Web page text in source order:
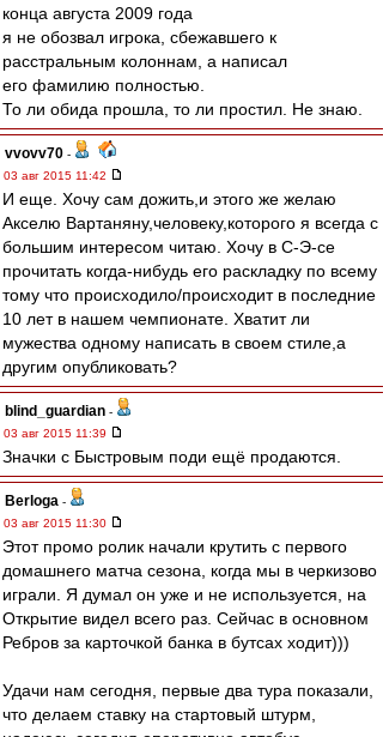
конца августа 2009 года
я не обозвал игрока, сбежавшего к
расстральным колоннам, а написал
его фамилию полностью.
То ли обида прошла, то ли простил. Не знаю.
vvovv70 -
03 авг 2015 11:42
И еще. Хочу сам дожить,и этого же желаю
Акселю Вартаняну,человеку,которого я всегда с
большим интересом читаю. Хочу в С-Э-се
прочитать когда-нибудь его раскладку по всему
тому что происходило/происходит в последние
10 лет в нашем чемпионате. Хватит ли
мужества одному написать в своем стиле,а
другим опубликовать?
blind_guardian -
03 авг 2015 11:39
Значки с Быстровым поди ещё продаются.
Berloga -
03 авг 2015 11:30
Этот промо ролик начали крутить с первого
домашнего матча сезона, когда мы в черкизово
играли. Я думал он уже и не используется, на
Открытие видел всего раз. Сейчас в основном
Ребров за карточкой банка в бутсах ходит)))
Удачи нам сегодня, первые два тура показали,
что делаем ставку на стартовый штурм,